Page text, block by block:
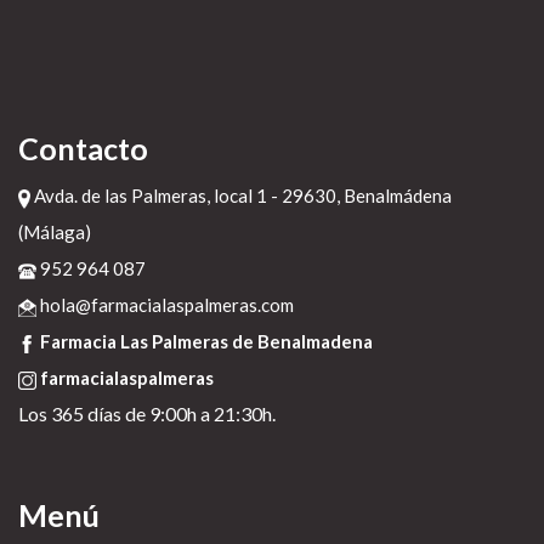
Contacto
Avda. de las Palmeras, local 1 - 29630, Benalmádena
(Málaga)
952 964 087
hola@farmacialaspalmeras.com
Farmacia Las Palmeras de Benalmadena
farmacialaspalmeras
Los 365 días de 9:00h a 21:30h.
Menú